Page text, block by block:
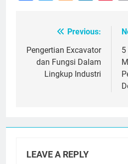
navigation
Previous:
Pengertian Excavator
dan Fungsi Dalam
Lingkup Industri
5
LEAVE A REPLY